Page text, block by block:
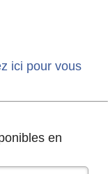
ici pour vous
en